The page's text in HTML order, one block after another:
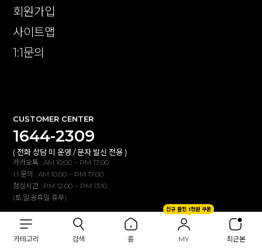
카테고리 검색 홈
신규 플친 1천원 쿠폰
MY 최근본
회원가입
사이트맵
1:1문의
CUSTOMER CENTER
1644-2309
( 전화 상담 미 운영 / 문자 발신 전용 )
카카오톡 : AM 10:00 ~ PM 17:00
1:1 문의 : AM 10:00 ~ PM 17:00
점심시간 : PM 12:00 ~ PM 13:10
(토,일,공휴일 휴무)
BANK INFO